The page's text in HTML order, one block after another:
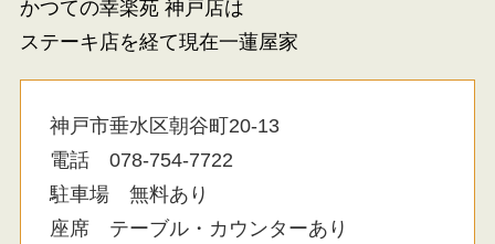
かつての幸楽苑 神戸店は
ステーキ店を経て現在一蓮屋家
神戸市垂水区朝谷町20-13
電話 078-754-7722
駐車場 無料あり
座席 テーブル・カウンターあり